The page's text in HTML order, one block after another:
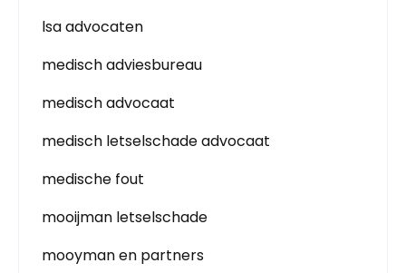
lsa advocaten
medisch adviesbureau
medisch advocaat
medisch letselschade advocaat
medische fout
mooijman letselschade
mooyman en partners